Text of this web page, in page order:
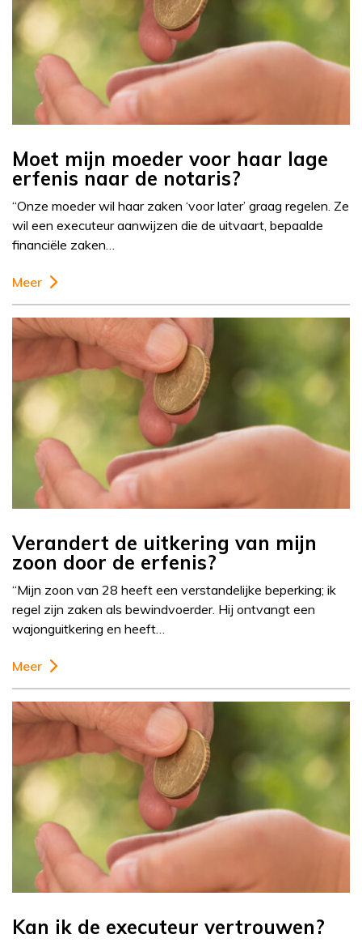
Moet mijn moeder voor haar lage
erfenis naar de notaris?
“Onze moeder wil haar zaken ‘voor later’ graag regelen. Ze
wil een executeur aanwijzen die de uitvaart, bepaalde
financiële zaken…
Meer
Verandert de uitkering van mijn
zoon door de erfenis?
“Mijn zoon van 28 heeft een verstandelijke beperking; ik
regel zijn zaken als bewindvoerder. Hij ontvangt een
wajonguitkering en heeft…
Meer
Kan ik de executeur vertrouwen?